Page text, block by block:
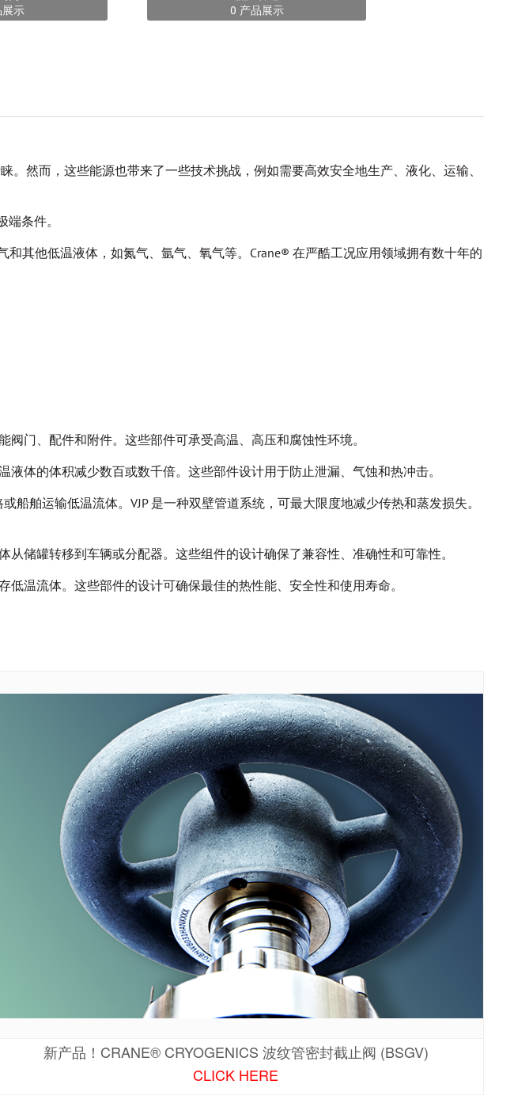
门
示
低温管道
0 产品展示
然而，这些能源也带来了一些技术挑战，例如需要高效安全地生产、液化、运输、
条件。
和其他低温液体，如氮气、氩气、氧气等。Crane® 在严酷工况应用领域拥有数十年的
阀门、配件和附件。这些部件可承受高温、高压和腐蚀性环境。
液体的体积减少数百或数千倍。这些部件设计用于防止泄漏、气蚀和热冲击。
船舶运输低温流体。VJP 是一种双壁管道系统，可最大限度地减少传热和蒸发损失。
从储罐转移到车辆或分配器。这些组件的设计确保了兼容性、准确性和可靠性。
低温流体。这些部件的设计可确保最佳的热性能、安全性和使用寿命。
新产品！CRANE® CRYOGENICS 波纹管密封截止阀 (BSGV)
CLICK HERE